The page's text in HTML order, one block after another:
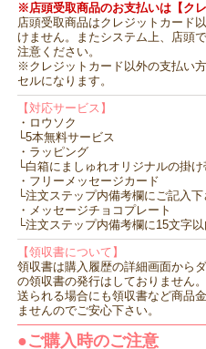
※店頭受取商品のお支払いは【ク
店頭受取商品はクレジットカード
けません。またシステム上、店頭
注意ください。
※クレジットカード以外の支払い
セルになります。
【対応サービス】
・ロウソク
└5本無料サービス
・ラッピング
└白箱にましゅれオリジナルの掛
・フリーメッセージカード
└注文ステップ内備考欄にご記入下
・メッセージチョコプレート
└注文ステップ内備考欄に15文字
【領収書について】
領収書は購入履歴の詳細画面から
の領収書の発行はしておりません
送られる場合にも領収書など商品
ませんのでご安心下さい。
●ご購入時のご注意